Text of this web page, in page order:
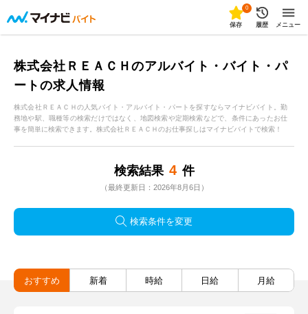
0
保存 履歴 メニュー
株式会社ＲＥＡＣＨのアルバイト・バイト・パ
ートの求人情報
株式会社ＲＥＡＣＨの人気バイト・アルバイト・パートを探すならマイナビバイト。勤
務地や駅、職種等の検索だけではなく、地図検索や定期検索などで、条件にあったお仕
事を簡単に検索できます。株式会社ＲＥＡＣＨのお仕事探しはマイナビバイトで検索！
検索結果 4 件
（最終更新日：2026年8月6日）
検索条件を変更
おすすめ 新着 時給 日給 月給